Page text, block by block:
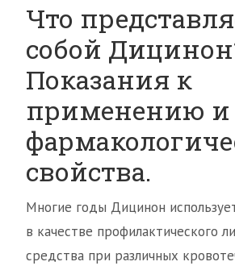
Что
собой
Показания к
применению и
свойства.
Многие годы Дицинон
в качестве профилактического
средства при различных